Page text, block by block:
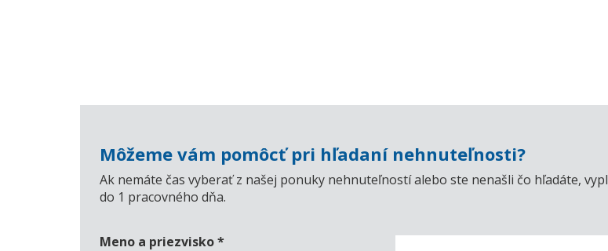
Môžeme vám pomôcť pri hľadaní nehnuteľnosti?
Ak nemáte čas vyberať z našej ponuky nehnuteľností alebo ste nenašli čo hľadáte,
do 1 pracovného dňa.
Meno a priezvisko*